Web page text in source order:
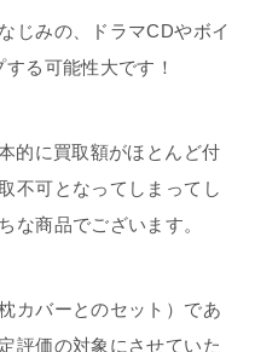
じみの、ドラマCDやボイ
る可能性大です！
的に買取額がほとんど付
不可となってしまってし
な商品でございます。
カバーとのセット）であ
評価の対象にさせていた